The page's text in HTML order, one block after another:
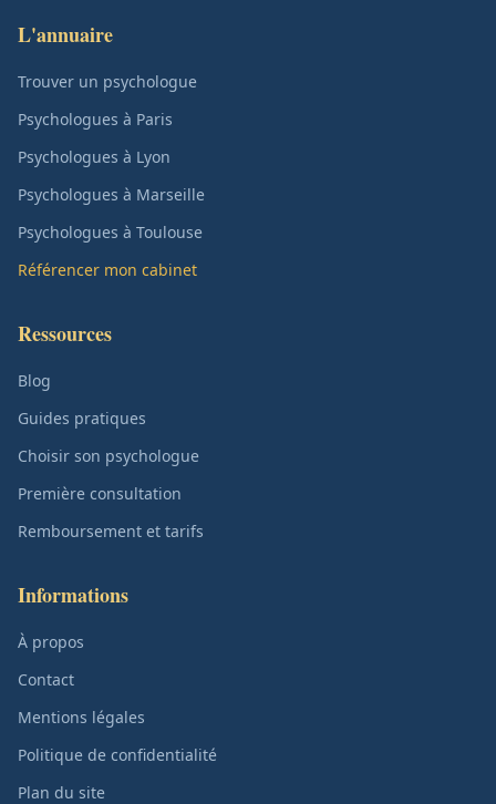
L'annuaire
Trouver un psychologue
Psychologues à Paris
Psychologues à Lyon
Psychologues à Marseille
Psychologues à Toulouse
Référencer mon cabinet
Ressources
Blog
Guides pratiques
Choisir son psychologue
Première consultation
Remboursement et tarifs
Informations
À propos
Contact
Mentions légales
Politique de confidentialité
Plan du site